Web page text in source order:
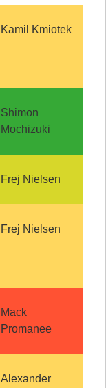
Kamil Kmiotek
Shimon
Mochizuki
Frej Nielsen
Frej Nielsen
Mack
Promanee
Alexander